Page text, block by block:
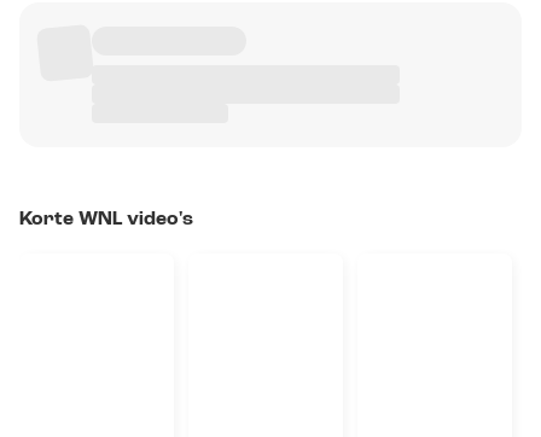
Korte WNL video's